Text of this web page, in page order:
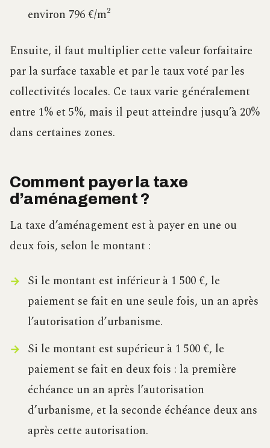
environ 796 €/m²
Ensuite, il faut multiplier cette valeur forfaitaire
par la surface taxable et par le taux voté par les
collectivités locales. Ce taux varie généralement
entre 1% et 5%, mais il peut atteindre jusqu’à 20%
dans certaines zones.
Comment payer la taxe
d’aménagement ?
La taxe d’aménagement est à payer en une ou
deux fois, selon le montant :
Si le montant est inférieur à 1 500 €, le
paiement se fait en une seule fois, un an après
l’autorisation d’urbanisme.
Si le montant est supérieur à 1 500 €, le
paiement se fait en deux fois : la première
échéance un an après l’autorisation
d’urbanisme, et la seconde échéance deux ans
après cette autorisation.